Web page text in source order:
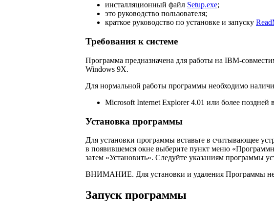
инсталляционный файл Setup.exe;
это руководство пользователя;
краткое руководство по установке и запуску
Требования к системе
Программа предназначена для работы на IBM-
Windows 9Х.
Для нормальной работы программы необходимо
Microsoft Internet Explorer 4.01 или более поздней
Установка программы
Для установки программы вставьте в считывающее
в появившемся окне выберите пункт меню
затем «Установить». Следуйте указаниям программы
ВНИМАНИЕ. Для установки и удаления Программы
Запуск программы